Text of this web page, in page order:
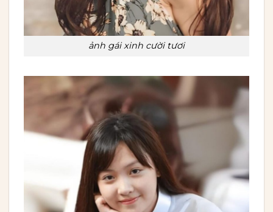
ảnh gái xinh cười tươi